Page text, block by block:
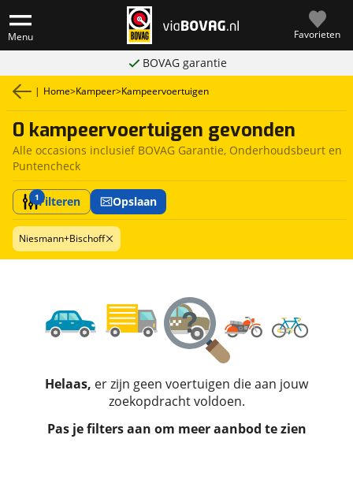
Menu Favorieten
BOVAG garantie
| Home>Kampeer>Kampeervoertuigen
0 kampeervoertuigen gevonden
Alle occasions inclusief BOVAG Garantie, Onderhoudsbeurt en
Puntencheck
1Filteren Opslaan
Niesmann+Bischoff
Helaas, er zijn geen voertuigen die aan jouw
zoekopdracht voldoen.
Pas je filters aan om meer aanbod te zien